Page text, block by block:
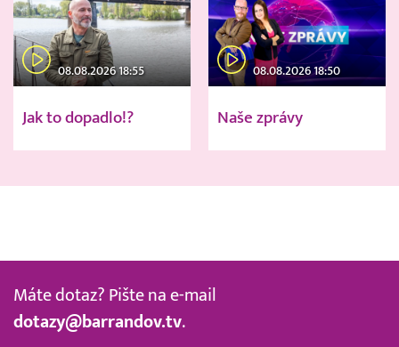
08.08.2026 18:55
Jak to dopadlo!?
08.08.2026 18:50
Naše zprávy
Máte dotaz? Pište na e-mail
dotazy@barrandov.tv.